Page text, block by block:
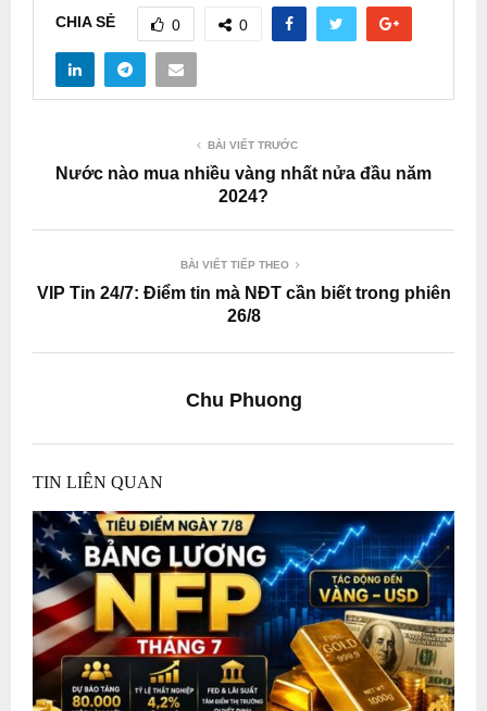
CHIA SẺ 0 0
BÀI VIẾT TRƯỚC
Nước nào mua nhiều vàng nhất nửa đầu năm
2024?
BÀI VIẾT TIẾP THEO
VIP Tin 24/7: Điểm tin mà NĐT cần biết trong phiên
26/8
Chu Phuong
TIN LIÊN QUAN